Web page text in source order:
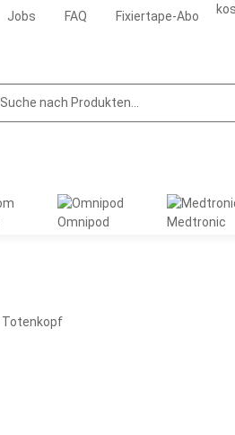
Jobs FAQ Fixiertape-Abo
Omnipod Medtronic